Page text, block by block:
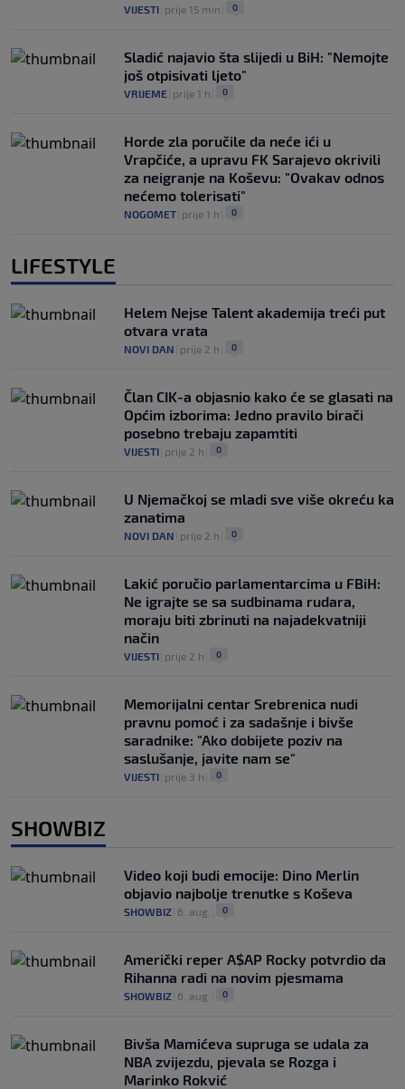
VIJESTI prije 15 min 0
Sladić najavio šta slijedi u BiH: "Nemojte
još otpisivati ljeto"
VRIJEME prije 1 h 0
Horde zla poručile da neće ići u
Vrapčiće, a upravu FK Sarajevo okrivili
za neigranje na Koševu: "Ovakav odnos
nećemo tolerisati"
NOGOMET prije 1 h 0
LIFESTYLE
Helem Nejse Talent akademija treći put
otvara vrata
NOVI DAN prije 2 h 0
Član CIK-a objasnio kako će se glasati na
Općim izborima: Jedno pravilo birači
posebno trebaju zapamtiti
VIJESTI prije 2 h 0
U Njemačkoj se mladi sve više okreću ka
zanatima
NOVI DAN prije 2 h 0
Lakić poručio parlamentarcima u FBiH:
Ne igrajte se sa sudbinama rudara,
moraju biti zbrinuti na najadekvatniji
način
VIJESTI prije 2 h 0
Memorijalni centar Srebrenica nudi
pravnu pomoć i za sadašnje i bivše
saradnike: "Ako dobijete poziv na
saslušanje, javite nam se"
VIJESTI prije 3 h 0
SHOWBIZ
Video koji budi emocije: Dino Merlin
objavio najbolje trenutke s Koševa
SHOWBIZ 6. aug. 0
Američki reper A$AP Rocky potvrdio da
Rihanna radi na novim pjesmama
SHOWBIZ 6. aug. 0
Bivša Mamićeva supruga se udala za
NBA zvijezdu, pjevala se Rozga i
Marinko Rokvić